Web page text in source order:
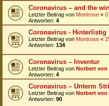
Coronavirus – and the
Letzter Beitrag von Montrose «
Antworten: 4
Coronavirus - Hinterlistig
Letzter Beitrag von Montrose «
Antworten: 134
Coronavirus – Inventur
Letzter Beitrag von Norbert von
Antworten: 4
Coronavirus – Unterm
Letzter Beitrag von Norbert von
Antworten: 90